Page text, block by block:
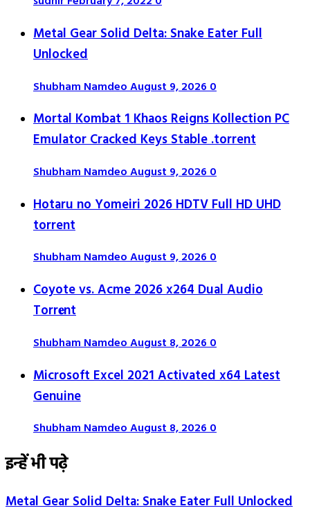
Metal Gear Solid Delta: Snake Eater Full
Unlocked
Shubham NamdeoAugust 9, 20260
Mortal Kombat 1 Khaos Reigns Kollection PC
Emulator Cracked Keys Stable .torrent
Shubham NamdeoAugust 9, 20260
Hotaru no Yomeiri 2026 HDTV Full HD UHD
torrent
Shubham NamdeoAugust 9, 20260
Coyote vs. Acme 2026 x264 Dual Audio
Torr𝐞nt
Shubham NamdeoAugust 8, 20260
Microsoft Excel 2021 Activated x64 Latest
Genuine
Shubham NamdeoAugust 8, 20260
इन्हें भी पढ़े
Metal Gear Solid Delta: Snake Eater Full Unlocked